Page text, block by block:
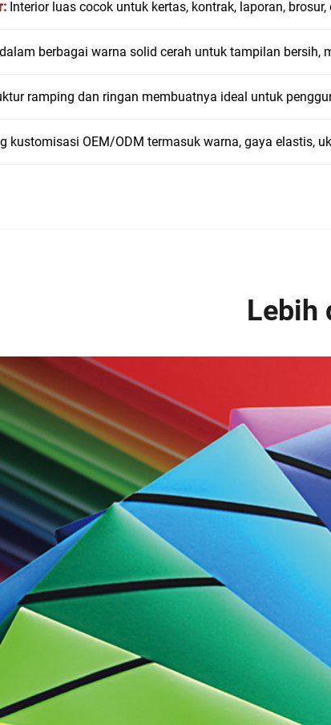
Interior luas cocok untuk kertas, kontrak, laporan,
berbagai warna solid cerah untuk tampilan bersih,
ramping dan ringan membuatnya ideal untuk
kustomisasi OEM/ODM termasuk warna, gaya elastis,
Lebih